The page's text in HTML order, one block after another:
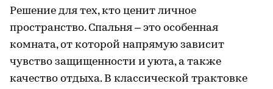
Решение для тех, кто ценит личное
пространство. Спальня – это особенная
комната, от которой напрямую зависит
чувство защищенности и уюта, а также
качество отдыха. В классической трактовке